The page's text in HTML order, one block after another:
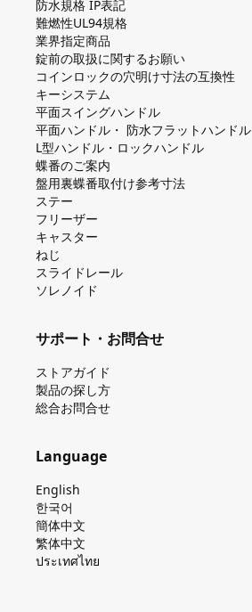
防⽔規格 IP表記
難燃性UL94規格
業界指定商品
錠前の取扱に関するお願い
コインロックの⽳明け⼨法の互換性
キーシステム
平⾯スイングハンドル
平⾯ハンドル・ 防⽔フラットハンドル
L型ハンドル・ロックハンドル
蝶番のご案内
盤⽤裏蝶番取付け参考⼨法
ステー
フリーザー
キャスター
ねじ
スライドレール
ソレノイド
サポート・お問合せ
ストアガイド
製品の探し⽅
総合お問合せ
Language
English
한국어
簡体中文
繁体中文
ประเทศไทย